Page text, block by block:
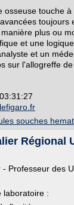
osseuse touche
toujours
plus ou
et une
et un
sur l'allogreffe de
souches
Régional
- Professeur des
laboratoire :